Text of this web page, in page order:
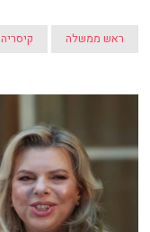
ראש ממשלה קיסריה